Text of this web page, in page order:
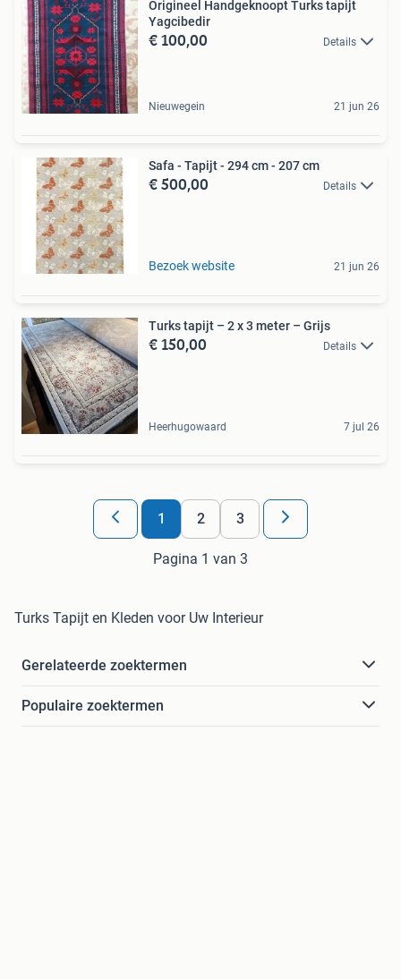
Origineel Handgeknoopt Turks tapijt
Yagcibedir
€ 100,00 Details
Nieuwegein 21 jun 26
Safa - Tapijt - 294 cm - 207 cm
€ 500,00 Details
Bezoek website 21 jun 26
Turks tapijt – 2 x 3 meter – Grijs
€ 150,00 Details
Heerhugowaard 7 jul 26
1 2 3
Pagina 1 van 3
Turks Tapijt en Kleden voor Uw Interieur
Gerelateerde zoektermen
Populaire zoektermen